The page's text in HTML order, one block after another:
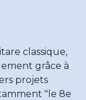
classique,
grâce à
projets
"le 8e